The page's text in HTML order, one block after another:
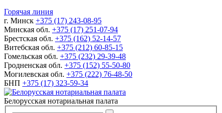
Горячая линия
г. Минск +375 (17) 243-08-95
Минская обл. +375 (17) 251-07-94
Брестская обл. +375 (162) 52-14-57
Витебская обл. +375 (212) 60-85-15
Гомельская обл. +375 (232) 29-39-48
Гродненская обл. +375 (152) 55-50-80
Могилевская обл. +375 (222) 76-48-50
БНП +375 (17) 323-59-34
Белорусская нотариальная палата